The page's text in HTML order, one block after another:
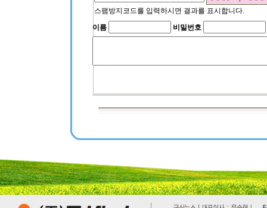
스팸방지코드를 입력하시면 결과를 표시합니다.
이름
비밀번호